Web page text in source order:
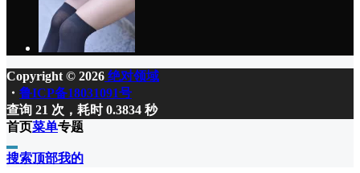
Copyright © 2026 绝对领域
・ 鲁ICP备18031091号
查询 21 次，耗时 0.3834 秒
首页菜单专题
搜索顶部我的